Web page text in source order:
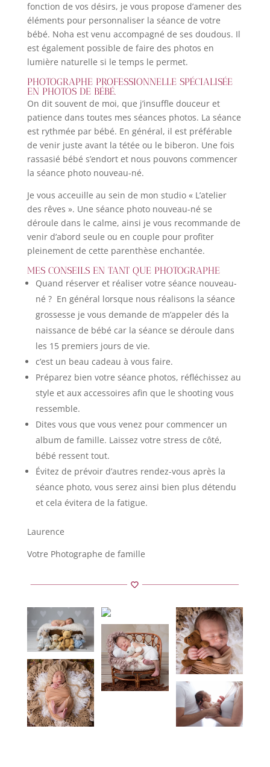
fonction de vos désirs, je vous propose d’amener des
éléments pour personnaliser la séance de votre
bébé. Noha est venu accompagné de ses doudous. Il
est également possible de faire des photos en
lumière naturelle si le temps le permet.
PHOTOGRAPHE PROFESSIONNELLESPÉCIALISÉE
EN PHOTOS DE BÉBÉ.
On dit souvent de moi, que j’insuffle douceur et
patience dans toutes mes séances photos. La séance
est rythmée par bébé. En général, il est préférable
de venir juste avant la tétée ou le biberon. Une fois
rassasié bébé s’endort et nous pouvons commencer
la séance photo nouveau-né.
Je vous acceuille au sein de mon studio « L’atelier
des rêves ». Une séance photo nouveau-né se
déroule dans le calme, ainsi je vous recommande de
venir d’abord seule ou en couple pour profiter
pleinement de cette parenthèse enchantée.
MES CONSEILS EN TANT QUE PHOTOGRAPHE
Quand réserver et réaliser votre séance nouveau-
né ? En général lorsque nous réalisons la séance
grossesse je vous demande de m’appeler dés la
naissance de bébé car la séance se déroule dans
les 15 premiers jours de vie.
c’est un beau cadeau à vous faire.
Préparez bien votre séance photos, réfléchissez au
style et aux accessoires afin que le shooting vous
ressemble.
Dites vous que vous venez pour commencer un
album de famille. Laissez votre stress de côté,
bébé ressent tout.
Évitez de prévoir d’autres rendez-vous après la
séance photo, vous serez ainsi bien plus détendu
et cela évitera de la fatigue.
Laurence
Votre Photographe de famille